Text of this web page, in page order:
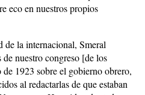
eco en nuestros propios
de la internacional, Smeral
de nuestro congreso [de los
1923 sobre el gobierno obrero,
al redactarlas de que estaban